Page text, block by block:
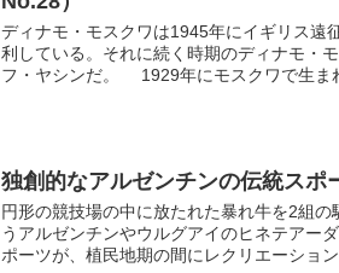
ディナモ・モスクワは1945年にイギリス遠
利している。それに続く時期のディナモ・
フ・ヤシンだ。 1929年にモスクワで生ま
独創的なアルゼンチンの伝統スポ
円形の競技場の中に放たれた暴れ牛を2組
うアルゼンチンやウルグアイのヒネテアー
ポーツが、植民地期の間にレクリエーショ